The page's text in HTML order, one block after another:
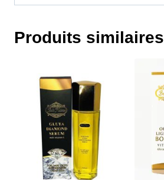
Produits similaires